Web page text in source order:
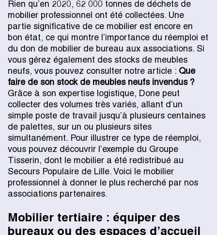
Rien qu’en 2020, 62 000 tonnes de déchets de
mobilier professionnel ont été collectées. Une
partie significative de ce mobilier est encore en
bon état, ce qui montre l’importance du réemploi et
du don de mobilier de bureau aux associations. Si
vous gérez également des stocks de meubles
neufs, vous pouvez consulter notre article : Que
faire de son stock de meubles neufs invendus ?
Grâce à son expertise logistique, Done peut
collecter des volumes très variés, allant d’un
simple poste de travail jusqu’à plusieurs centaines
de palettes, sur un ou plusieurs sites
simultanément. Pour illustrer ce type de réemploi,
vous pouvez découvrir l’exemple du Groupe
Tisserin, dont le mobilier a été redistribué au
Secours Populaire de Lille. Voici le mobilier
professionnel à donner le plus recherché par nos
associations partenaires.
Mobilier tertiaire : équiper des
bureaux ou des espaces d’accueil